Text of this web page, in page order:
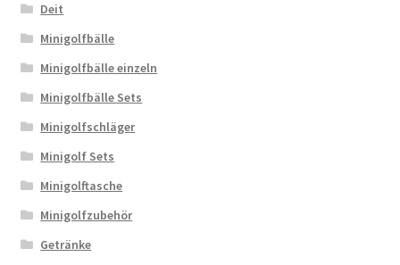
Deit
Minigolfbälle
Minigolfbälle einzeln
Minigolfbälle Sets
Minigolfschläger
Minigolf Sets
Minigolftasche
Minigolfzubehör
Getränke